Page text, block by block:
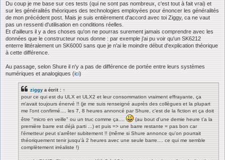
Du coup je me base sur ces tests (qui ne sont pas nombreux, c'est tout à fait vrai) et
sur les généralités théoriques des technologies employées pour énoncer les généralités
de mon précédent post. Mais je suis entièrement d'accord avec toi Ziggy, ca ne vaut
pas un ressenti d'utilisation en conditions réelles.
Et d'ailleurs il y a des choses qu'on ne pourras surement jamais comprendre avec les
données que le constructeur nous donne : par exemple j'ai pu voir qu'un SK6212
enterre littéralement un SK6000 sans que je n'ai le moindre début d'explication théorique
à cette différence.
Au passage, selon Shure il n'y a pas de différence de portée entre leurs systèmes
numériques et analogiques (ici)
ziggy a écrit : ↑
pour ce qui est du ULX et ULX2 et leur consommation vraiment effrayante, ça
m'avait toujours énervé !! (je me suis renseigné auprès des collègues et la plupart
me l'ont confirmé.... les 7, 8 heures annoncé par Shure, c'est de la fiction et ça doit
être "micro en veille" ou un truc comme ça....
(au bout d'une demie heure t'a la
première barre est déjà parti ...) et puis => une barre restante = pas bon car
l'émetteur peut s'arrêter subitement !! (même si Shure annonce qu'on pourrait
théoriquement tenir jusqu'à 2 heures avec une seule barre.... ce qui me semble
complètement irréaliste !)